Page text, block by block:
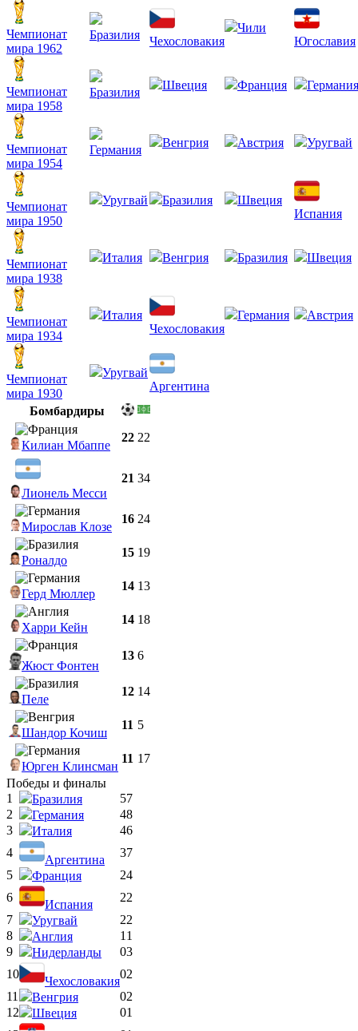
Чемпионат
мира 1962
Бразилия Чехословакия
Чили
Югославия
Чемпионат
мира 1958
Бразилия
Швеция Франция Германия
Чемпионат
мира 1954
Германия
Венгрия Австрия Уругвай
Чемпионат
мира 1950
Уругвай Бразилия
Швеция
Испания
Чемпионат
мира 1938
Италия Венгрия Бразилия Швеция
Чемпионат
мира 1934
Италия
Чехословакия
Германия Австрия
Чемпионат
мира 1930
Уругвай
Аргентина
Бомбардиры
Килиан Мбаппе
22 22
Лионель Месси
21 34
Мирослав Клозе
16 24
Роналдо
15 19
Герд Мюллер
14 13
Харри Кейн
14 18
Жюст Фонтен
13 6
Пеле
12 14
Шандор Кочиш
11 5
Юрген Клинсман
11 17
Победы и финалы
1
Бразилия 57
2
Германия 48
3
Италия 46
4
Аргентина
37
5
Франция 24
6
Испания
22
7
Уругвай 22
8
Англия 1 1
9
Нидерланды 03
10
Чехословакия
02
11
Венгрия 02
12
Швеция 01